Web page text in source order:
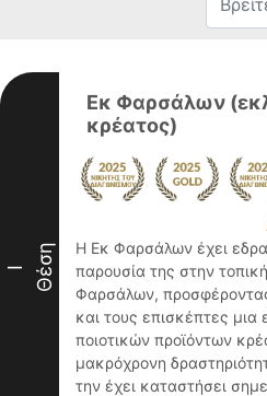
I Θέση
Εκ Φαρσάλων
κρέατος)
Η Εκ Φαρσάλων έχει
παρουσία της στην
Φαρσάλων,
και τους επισκέπτες μια
ποιοτικών προϊόντων
μακρόχρονη
την έχει καταστήσει